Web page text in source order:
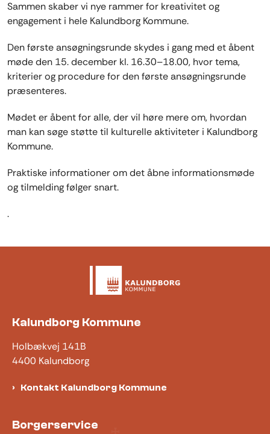
Sammen skaber vi nye rammer for kreativitet og
engagement i hele Kalundborg Kommune.
Den første ansøgningsrunde skydes i gang med et åbent
møde den 15. december kl. 16.30–18.00, hvor tema,
kriterier og procedure for den første ansøgningsrunde
præsenteres.
Mødet er åbent for alle, der vil høre mere om, hvordan
man kan søge støtte til kulturelle aktiviteter i Kalundborg
Kommune.
Praktiske informationer om det åbne informationsmøde
og tilmelding følger snart.
.
Kalundborg Kommune
Holbækvej 141B
4400 Kalundborg
Kontakt Kalundborg Kommune
Borgerservice